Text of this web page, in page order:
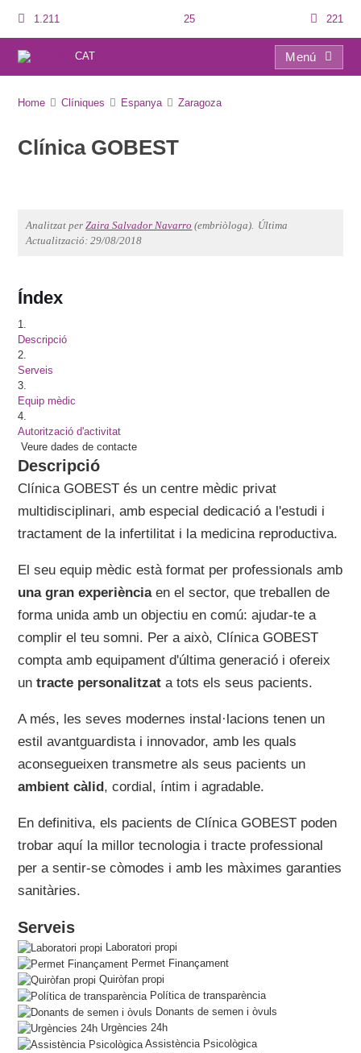
1.211 25 221
CAT
Menú
Home Clíniques Espanya Zaragoza
Clínica GOBEST
Analitzat perZaira Salvador Navarro (embriòloga). Última
Actualització: 29/08/2018
Índex
1.
Descripció
2.
Serveis
3.
Equip mèdic
4.
Autorització d'activitat
Veure dades de contacte
Descripció
Clínica GOBEST és un centre mèdic privat
multidisciplinari, amb especial dedicació a l'estudi i
tractament de la infertilitat i la medicina reproductiva.
El seu equip mèdic està format per professionals amb
una gran experiènciaen el sector, que treballen de
forma unida amb un objectiu en comú: ajudar-te a
complir el teu somni. Per a això, Clínica GOBEST
compta amb equipament d'última generació i ofereix
untracte personalitzat a tots els seus pacients.
A més, les seves modernes instal·lacions tenen un
estil avantguardista i innovador, amb les quals
aconsegueixen transmetre als seus pacients un
ambient càlid, cordial, íntim i agradable.
En definitiva, els pacients de Clínica GOBEST poden
trobar aquí la millor tecnologia i tracte professional
per a sentir-se còmodes i amb les màximes garanties
sanitàries.
Serveis
Laboratori propi
Permet Finançament
Quiròfan propi
Política de transparència
Donants de semen i òvuls
Urgències 24h
Assistència Psicològica